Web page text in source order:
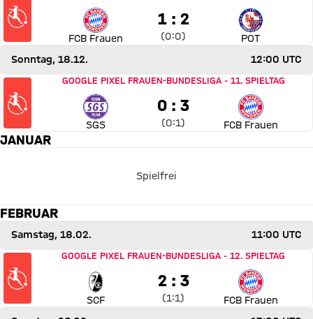
FCB Frauen
1 zu 2
1 : 2
(Zwischenergebnis:
0 zu 0 nach Erste Halbzeit
0:0)
POT
Sonntag, 18.12.
12:00 UTC
Spiel SGS Essen gegen FC Bayern Frauen
GOOGLE PIXEL FRAUEN-BUNDESLIGA- 11. SPIELTAG
SGS
0 zu 3
0 : 3
(Zwischenergebnis:
0 zu 1 nach Erste Halbzeit
0:1) FCB Frauen
JANUAR
Spielfrei
FEBRUAR
Samstag, 18.02.
11:00 UTC
Spiel SC Freiburg gegen FC Bayern Frauen
GOOGLE PIXEL FRAUEN-BUNDESLIGA - 12. SPIELTAG
SCF
2 zu 3
2 : 3
(Zwischenergebnis:
1 zu 1 nach Erste Halbzeit
1:1)
FCB Frauen